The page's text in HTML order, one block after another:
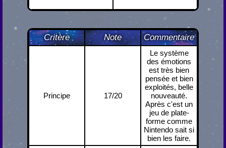
Critère Note Commentaire
Principe 17/20
Le système
des émotions
est très bien
pensée et bien
exploités, belle
nouveauté.
Après c'est un
jeu de plate-
forme comme
Nintendo sait si
bien les faire.